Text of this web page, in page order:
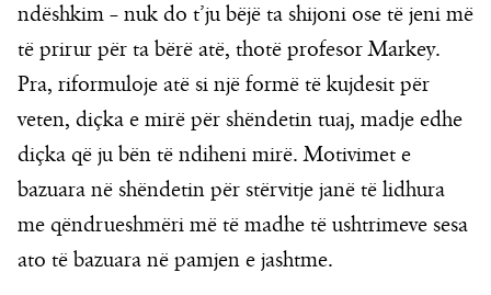
ndëshkim – nuk do t’ju bëjë ta shijoni ose të jeni më
të prirur për ta bërë atë, thotë profesor Markey.
Pra, riformuloje atë si një formë të kujdesit për
veten, diçka e mirë për shëndetin tuaj, madje edhe
diçka që ju bën të ndiheni mirë. Motivimet e
bazuara në shëndetin për stërvitje janë të lidhura
me qëndrueshmëri më të madhe të ushtrimeve sesa
ato të bazuara në pamjen e jashtme.